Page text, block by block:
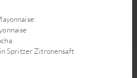
Mango und karamelliger Kokossauce
Japchae
Hefe)
Spritzer Zitronensaft